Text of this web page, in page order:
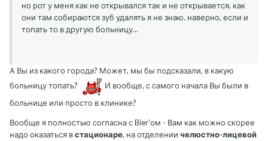
но рот у меня как не открывался так и не открывается, как
они там собираются зуб удалять я не знаю. наверно, если и
топать то в другую больницу...
А Вы из какого города? Может, мы бы подсказали, в какую
больницу топать?
И вообще, с самого начала Вы были в
больнице или просто в клинике?
Вообще я полностью согласна с Bier'ом - Вам как можно скорее
надо оказаться встационаре, на отделении челюстно-лицевой